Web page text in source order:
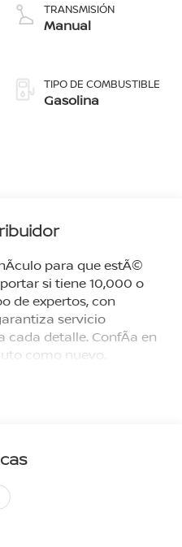
TRANSMISIÓN
Manual
TIPO DE COMBUSTIBLE
Gasolina
para que estÃ©
si tiene 10,000 o
de expertos, con
servicio
cada detalle. ConfÃ­a en
como nuevo.